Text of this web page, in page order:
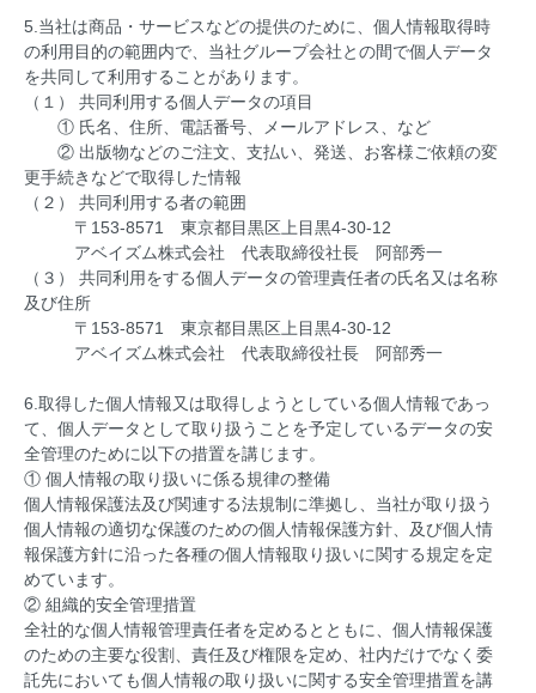
5.当社は商品・サービスなどの提供のために、個人情報取得時
の利用目的の範囲内で、当社グループ会社との間で個人データ
を共同して利用することがあります。
（１） 共同利用する個人データの項目
① 氏名、住所、電話番号、メールアドレス、など
② 出版物などのご注文、支払い、発送、お客様ご依頼の変
更手続きなどで取得した情報
（２） 共同利用する者の範囲
〒153-8571 東京都目黒区上目黒4-30-12
アベイズム株式会社 代表取締役社長 阿部秀一
（３） 共同利用をする個人データの管理責任者の氏名又は名称
及び住所
〒153-8571 東京都目黒区上目黒4-30-12
アベイズム株式会社 代表取締役社長 阿部秀一
6.取得した個人情報又は取得しようとしている個人情報であっ
て、個人データとして取り扱うことを予定しているデータの安
全管理のために以下の措置を講じます。
① 個人情報の取り扱いに係る規律の整備
個人情報保護法及び関連する法規制に準拠し、当社が取り扱う
個人情報の適切な保護のための個人情報保護方針、及び個人情
報保護方針に沿った各種の個人情報取り扱いに関する規定を定
めています。
② 組織的安全管理措置
全社的な個人情報管理責任者を定めるとともに、個人情報保護
のための主要な役割、責任及び権限を定め、社内だけでなく委
託先においても個人情報の取り扱いに関する安全管理措置を講